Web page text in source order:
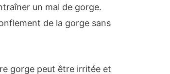
un mal de gorge.
de la gorge sans
gorge peut être irritée et